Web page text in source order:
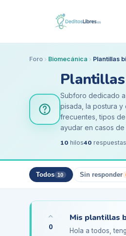
Foro Biomecánica Plantillas
Subforo dedicado
pisada, la postura y
frecuentes, tipos
ayudar en casos
10 hilos40 respuestas
Todos 10 Sin responder
0
Hola a todos,